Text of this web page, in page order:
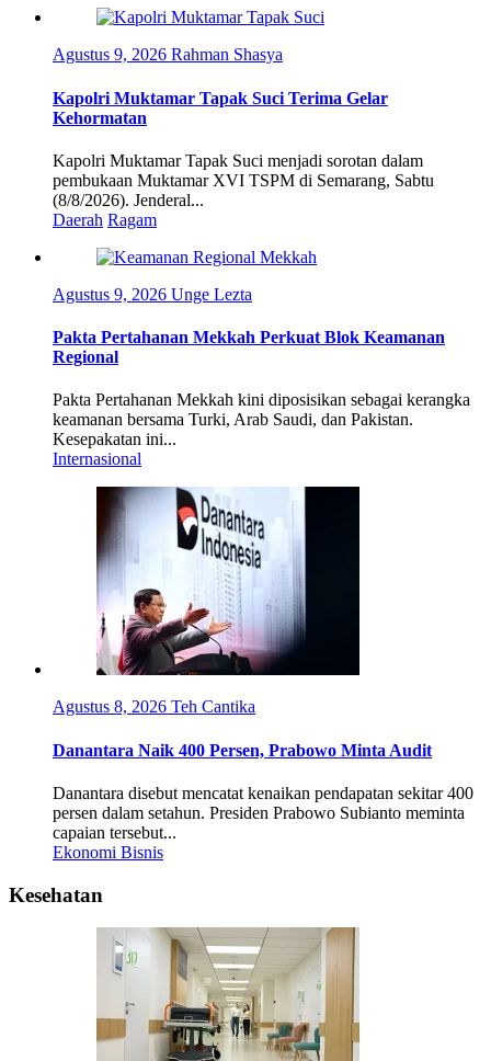
Agustus 9, 2026 Rahman Shasya
Kapolri Muktamar Tapak Suci Terima Gelar
Kehormatan
Kapolri Muktamar Tapak Suci menjadi sorotan dalam
pembukaan Muktamar XVI TSPM di Semarang, Sabtu
(8/8/2026). Jenderal...
Daerah Ragam
Agustus 9, 2026 Unge Lezta
Pakta Pertahanan Mekkah Perkuat Blok Keamanan
Regional
Pakta Pertahanan Mekkah kini diposisikan sebagai kerangka
keamanan bersama Turki, Arab Saudi, dan Pakistan.
Kesepakatan ini...
Internasional
Agustus 8, 2026 Teh Cantika
Danantara Naik 400 Persen, Prabowo Minta Audit
Danantara disebut mencatat kenaikan pendapatan sekitar 400
persen dalam setahun. Presiden Prabowo Subianto meminta
capaian tersebut...
Ekonomi Bisnis
Kesehatan